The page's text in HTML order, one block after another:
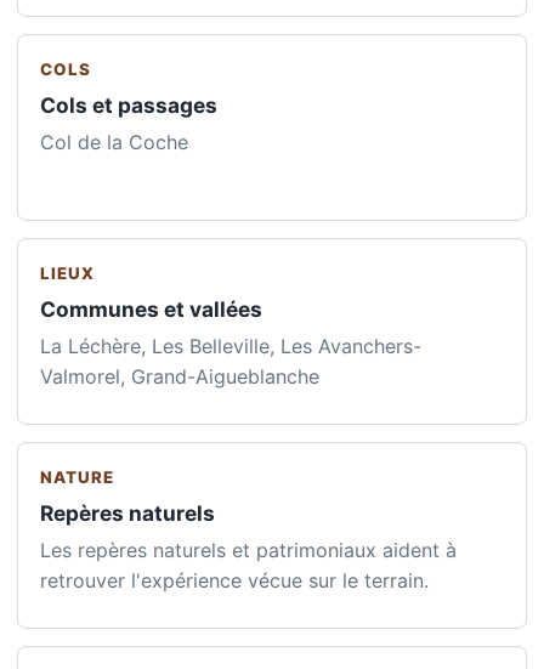
COLS
Cols et passages
Col de la Coche
LIEUX
Communes et vallées
La Léchère, Les Belleville, Les Avanchers-
Valmorel, Grand-Aigueblanche
NATURE
Repères naturels
Les repères naturels et patrimoniaux aident à
retrouver l'expérience vécue sur le terrain.